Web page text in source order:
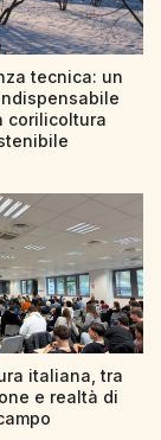
tecnica: un
corilicoltura
italiana, tra
e realtà di